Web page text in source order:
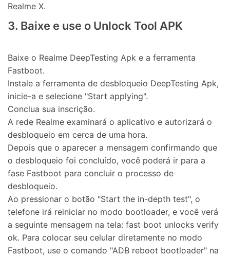
Realme X.
3. Baixe e use o Unlock Tool APK
Baixe o Realme DeepTesting Apk e a ferramenta
Fastboot.
Instale a ferramenta de desbloqueio DeepTesting Apk,
inicie-a e selecione "Start applying".
Conclua sua inscrição.
A rede Realme examinará o aplicativo e autorizará o
desbloqueio em cerca de uma hora.
Depois que o aparecer a mensagem confirmando que
o desbloqueio foi concluído, você poderá ir para a
fase Fastboot para concluir o processo de
desbloqueio.
Ao pressionar o botão "Start the in-depth test", o
telefone irá reiniciar no modo bootloader, e você verá
a seguinte mensagem na tela: fast boot unlocks verify
ok. Para colocar seu celular diretamente no modo
Fastboot, use o comando "ADB reboot bootloader" na